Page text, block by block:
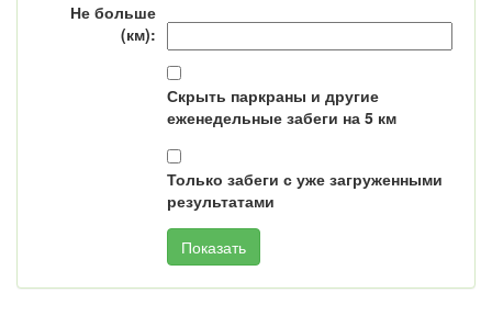
Не больше
(км):
Скрыть паркраны и другие
еженедельные забеги на 5 км
Только забеги с уже загруженными
результатами